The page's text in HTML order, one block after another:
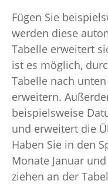
Fügen Sie
werden diese
Tabelle erweitert
ist es möglich,
Tabelle nach
erweitern.
beispielsweise
und erweitert die
Haben Sie in den
Monate Januar
ziehen an der